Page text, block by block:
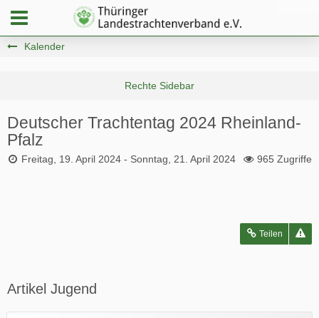
Kalender
Deutscher Trachtentag 2024 Rheinland-
Pfalz
Freitag, 19. April 2024 - Sonntag, 21. April 2024 965 Zugriffe
Teilen
Artikel Jugend